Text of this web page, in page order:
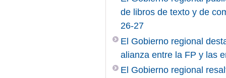
de libros de texto y de
26-27
El Gobierno regional
alianza entre la FP y las
El Gobierno regional